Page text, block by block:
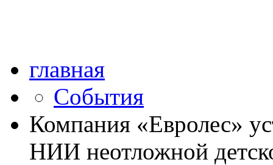
главная
События
Компания «Евролес»
НИИ неотложной